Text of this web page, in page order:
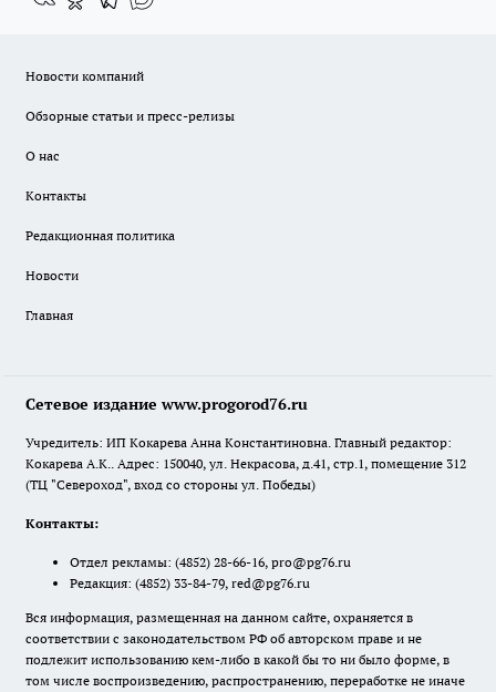
Новости компаний
Обзорные статьи и пресс-релизы
О нас
Контакты
Редакционная политика
Новости
Главная
Сетевое издание www.progorod76.ru
Учредитель: ИП Кокарева Анна Константиновна. Главный редактор:
Кокарева А.К.. Адрес: 150040, ул. Некрасова, д.41, стр.1, помещение 312
(ТЦ "Североход", вход со стороны ул. Победы)
Контакты:
Отдел рекламы: (4852) 28-66-16, pro@pg76.ru
Редакция: (4852) 33-84-79, red@pg76.ru
Вся информация, размещенная на данном сайте, охраняется в
соответствии с законодательством РФ об авторском праве и не
подлежит использованию кем-либо в какой бы то ни было форме, в
том числе воспроизведению, распространению, переработке не иначе